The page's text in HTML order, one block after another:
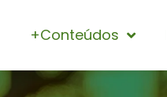
+Conteúdos